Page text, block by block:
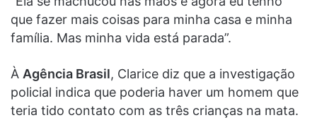
que fazer mais coisas para minha casa e minha
família. Mas minha vida está parada”.
À Agência Brasil, Clarice diz que a investigação
policial indica que poderia haver um homem que
teria tido contato com as três crianças na mata.